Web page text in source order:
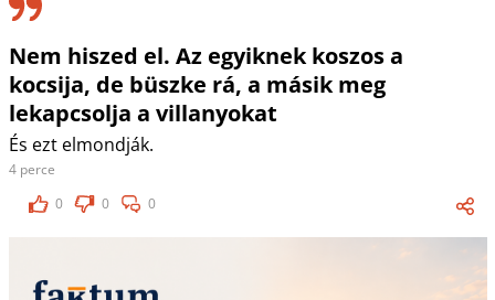
Nem hiszed el. Az egyiknek koszos a
kocsija, de büszke rá, a másik meg
lekapcsolja a villanyokat
És ezt elmondják.
4 perce
0
0 0